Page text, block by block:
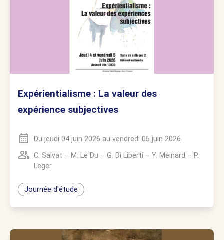
Expérientialisme : La valeur des
expérience subjectives
Du jeudi 04 juin 2026 au vendredi 05 juin 2026
C. Salvat – M. Le Du – G. Di Liberti – Y. Meinard – P.
Leger
Journée d'étude